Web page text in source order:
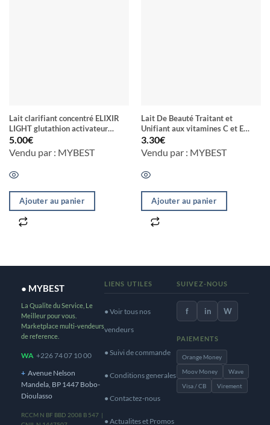
Lait clarifiant concentré ELIXIR
LIGHT glutathion activateur
d’aclat anti tache anti vergeture
corp et visage SPF 45
5.00€
Vendu par : MYBEST
Ajouter au panier
Lait De Beauté Traitant et
Unifiant aux vitamines C et E
LEMON CLEAR
3.30€
Vendu par : MYBEST
Ajouter au panier
● MYBEST
La Qualite du Service, Le
Meilleur pour vous.
Marketplace multi-vendeurs
de reference.
WA +226 74 07 10 00
+ Avenue Nelson
Mandela, BP 1447 Bobo-
Dioulasso
RCCM N BF BBD 2008 B 547 |
LIENS UTILES
● Voir tous nos
vendeurs
● Suivi de commande
● Conditions generales
● Contactez-nous
● Actualites et Promos
SUIVEZ-NOUS
f in W
PAIEMENTS
Orange Money
Moov Money
Wave
Visa / CB
Virement